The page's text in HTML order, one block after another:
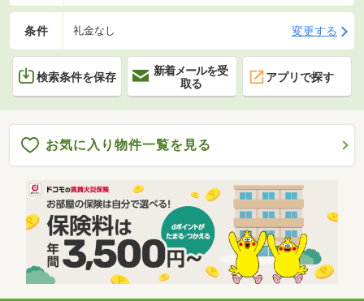
条件 礼金なし 変更する
検索条件を保存
新着メールを受
取る
アプリで探す
お気に入り物件一覧を見る